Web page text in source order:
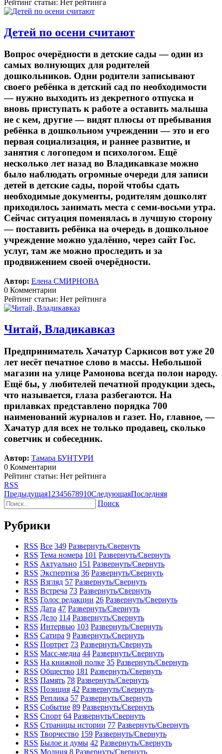
Рейтинг статьи: Нет рейтинга
Детей по осени считают
Вопрос очерёдности в детские сады — один из
самых волнующих для родителей
дошкольников. Одни родители записывают
своего ребёнка в детский сад по необходимости
— нужно выходить из декретного отпуска и
вновь приступать к работе а оставить малыша
не с кем, другие — видят плюсы от пребывания
ребёнка в дошкольном учреждении — это и его
первая социализация, и раннее развитие, и
занятия с логопедом и психологом. Ещё
несколько лет назад во Владикавказе можно
было наблюдать огромные очереди для записи
детей в детские сады, порой чтобы сдать
необходимые документы, родителям дошколят
приходилось занимать места с семи-восьми утра.
Сейчас ситуация поменялась в лучшую сторону
— поставить ребёнка на очередь в дошкольное
учреждение можно удалённо, через сайт Гос.
услуг, там же можно проследить и за
продвижением своей очерёдности.
Автор: Елена СМИРНОВА
0 Комментарии
Рейтинг статьи: Нет рейтинга
Читай, Владикавказ
Предприниматель Хачатур Саркисов вот уже 20
лет несёт печатное слово в массы. Небольшой
магазин на улице Рамонова всегда полон народу.
Ещё бы, у любителей печатной продукции здесь,
что называется, глаза разбегаются. На
прилавках представлено порядка 700
наименований журналов и газет. Но, главное, —
Хачатур для всех не только продавец, сколько
советчик и собеседник.
Автор: Тамара БУНТУРИ
0 Комментарии
Рейтинг статьи: Нет рейтинга
RSS
Предыдущая1 2345678910СледующаяПоследняя
Поиск
Рубрики
RSS Все 349 Развернуть/Свернуть
RSS Тема номера 101 Развернуть/Свернуть
RSS Актуально 151 Развернуть/Свернуть
RSS Экспертиза 36 Развернуть/Свернуть
RSS Взгляд 57 Развернуть/Свернуть
RSS Встреча 73 Развернуть/Свернуть
RSS Голос редакции 26 Развернуть/Свернуть
RSS Дата 47 Развернуть/Свернуть
RSS Дело 114 Развернуть/Свернуть
RSS Интервью 103 Развернуть/Свернуть
RSS Сатира 9 Развернуть/Свернуть
RSS Портрет 73 Развернуть/Свернуть
RSS Масс-медиа 44 Развернуть/Свернуть
RSS На книжной полке 35 Развернуть/Свернуть
RSS Общество 181 Развернуть/Свернуть
RSS Память 78 Развернуть/Свернуть
RSS Позиция 42 Развернуть/Свернуть
RSS Реплика 57 Развернуть/Свернуть
RSS Событие 89 Развернуть/Свернуть
RSS Спорт 64 Развернуть/Свернуть
RSS Страницы истории 77 Развернуть/Свернуть
RSS Творчество 159 Развернуть/Свернуть
RSS Былое и думы 42 Развернуть/Свернуть
RSS Молния 8 Развернуть/Свернуть